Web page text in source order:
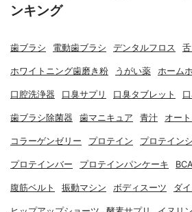
ンキング
歯ブラシ 電動歯ブラシ デンタルフロス
ホワイトニング歯磨き粉 うがい薬 ホーム
口腔洗浄器 口臭サプリ 口臭タブレット
歯ブラシ除菌器 歯マニキュア 青汁 オー
コラーゲンゼリー プロテイン プロテイン
プロテインバー プロテインパンケーキ
腹筋ベルト 振動マシン ボディスーツ ダ